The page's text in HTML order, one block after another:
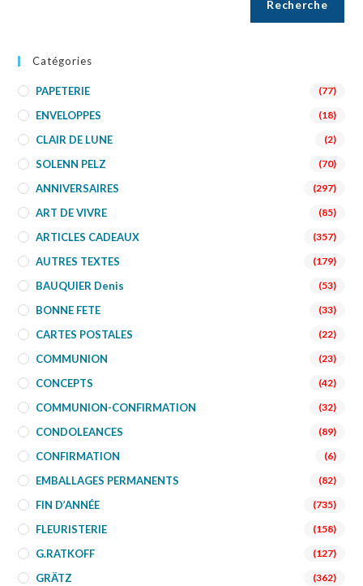
Recherche
Catégories
PAPETERIE (77)
ENVELOPPES (18)
CLAIR DE LUNE (2)
SOLENN PELZ (70)
ANNIVERSAIRES (297)
ART DE VIVRE (85)
ARTICLES CADEAUX (357)
AUTRES TEXTES (179)
BAUQUIER Denis (53)
BONNE FETE (33)
CARTES POSTALES (22)
COMMUNION (23)
CONCEPTS (42)
COMMUNION-CONFIRMATION (32)
CONDOLEANCES (89)
CONFIRMATION (6)
EMBALLAGES PERMANENTS (82)
FIN D’ANNÉE (735)
FLEURISTERIE (158)
G.RATKOFF (127)
GRÄTZ (362)